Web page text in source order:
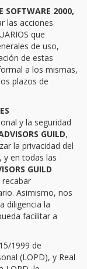
SOFTWARE 2000,
las acciones
que
de uso,
de estas
a los mismas,
plazos de
y la seguridad
GUILD,
la privacidad del
en todas las
GUILD
Asimismo, nos
diligencia la
facilitar a
1999 de
(LOPD), y Real